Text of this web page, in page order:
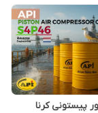
پیستونی کرنا